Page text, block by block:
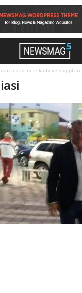
historine e klubeve shqiptare